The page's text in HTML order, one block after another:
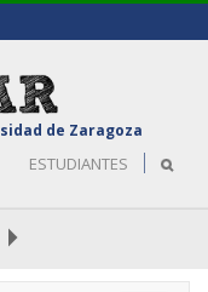
de Zaragoza
ESTUDIANTES